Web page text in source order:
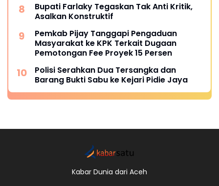
Bupati Farlaky Tegaskan Tak Anti Kritik,
Asalkan Konstruktif
Pemkab Pijay Tanggapi Pengaduan
Masyarakat ke KPK Terkait Dugaan
Pemotongan Fee Proyek 15 Persen
Polisi Serahkan Dua Tersangka dan
Barang Bukti Sabu ke Kejari Pidie Jaya
Kabar Dunia dari Aceh